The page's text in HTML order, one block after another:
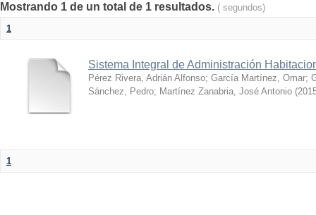
Mostrando 1 de un total de 1 resultados. ( segundos)
1
Sistema Integral de Administración
Pérez Rivera, Adrián Alfonso; García Martínez, Omar;
Sánchez, Pedro; Martínez Zanabria, José Antonio (
1